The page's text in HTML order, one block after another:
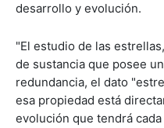
desarrollo y evolución.
"El estudio de las
de sustancia que posee
redundancia, el dato
esa propiedad está
evolución que tendrá